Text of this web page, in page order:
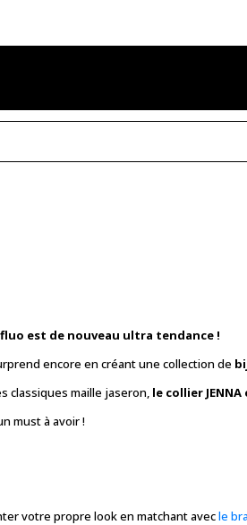
est de nouveau ultra tendance !
encore en créant une collection de
classiques maille jaseron, le collier
must à avoir !
votre propre look en matchant avecle